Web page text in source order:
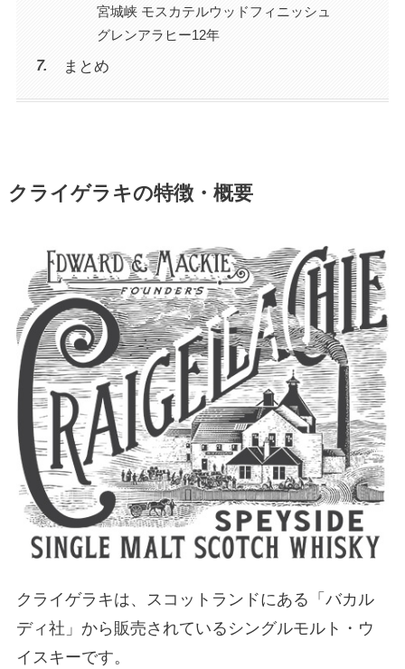
宮城峡 モスカテルウッドフィニッシュ
グレンアラヒー12年
まとめ
クライゲラキの特徴・概要
クライゲラキは、スコットランドにある「バカル
ディ社」から販売されているシングルモルト・ウ
イスキーです。